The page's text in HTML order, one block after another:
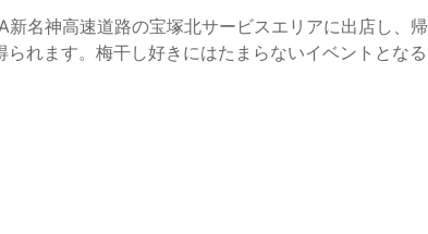
名神高速道路の宝塚北サービスエリアに出店し、帰
れます。梅干し好きにはたまらないイベントとなる